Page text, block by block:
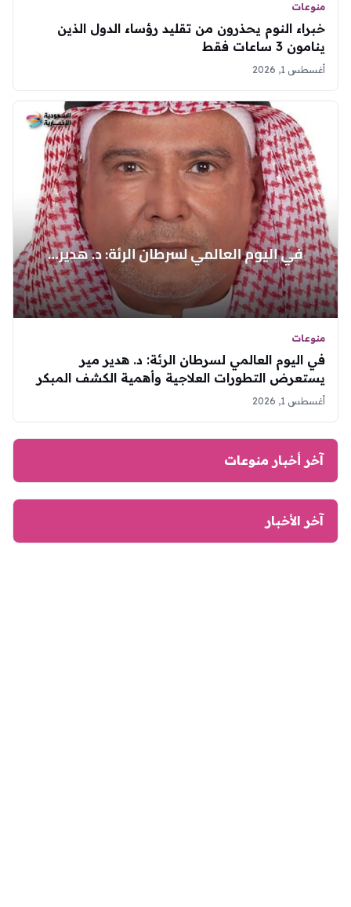
منوعات
خبراء النوم يحذرون من تقليد رؤساء الدول الذين
ينامون 3 ساعات فقط
أغسطس 1, 2026
منوعات
في اليوم العالمي لسرطان الرئة: د. هدير مير
يستعرض التطورات العلاجية وأهمية الكشف المبكر
أغسطس 1, 2026
آخر أخبار منوعات
آخر الأخبار